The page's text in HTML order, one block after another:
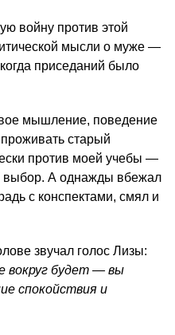
войну против этой
мысли о муже —
приседаний было
мышление, поведение
старый
против моей учебы —
выбор. А однажды вбежал
с конспектами, смял и
звучал голос Лизы:
вокруг будет — вы
спокойствия и